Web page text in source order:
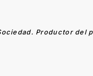
Productor del